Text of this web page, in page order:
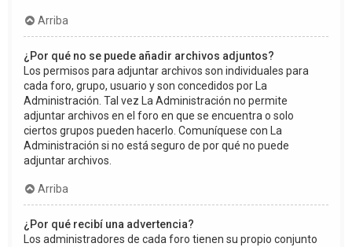
Arriba
¿Por qué no se puede añadir archivos adjuntos?
Los permisos para adjuntar archivos son individuales para
cada foro, grupo, usuario y son concedidos por La
Administración. Tal vez La Administración no permite
adjuntar archivos en el foro en que se encuentra o solo
ciertos grupos pueden hacerlo. Comuníquese con La
Administración si no está seguro de por qué no puede
adjuntar archivos.
Arriba
¿Por qué recibí una advertencia?
Los administradores de cada foro tienen su propio conjunto